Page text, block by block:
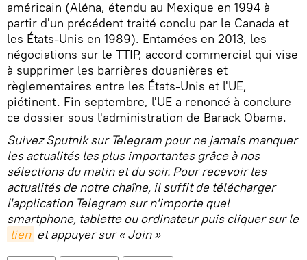
américain (Aléna, étendu au Mexique en 1994 à
partir d'un précédent traité conclu par le Canada et
les États-Unis en 1989). Entamées en 2013, les
négociations sur le TTIP, accord commercial qui vise
à supprimer les barrières douanières et
règlementaires entre les États-Unis et l'UE,
piétinent. Fin septembre, l'UE a renoncé à conclure
ce dossier sous l'administration de Barack Obama.
Suivez Sputnik sur Telegram pour ne jamais manquer
les actualités les plus importantes grâce à nos
sélections du matin et du soir. Pour recevoir les
actualités de notre chaîne, il suffit de télécharger
l'application Telegram sur n'importe quel
smartphone, tablette ou ordinateur puis cliquer sur le
lien et appuyer sur « Join »